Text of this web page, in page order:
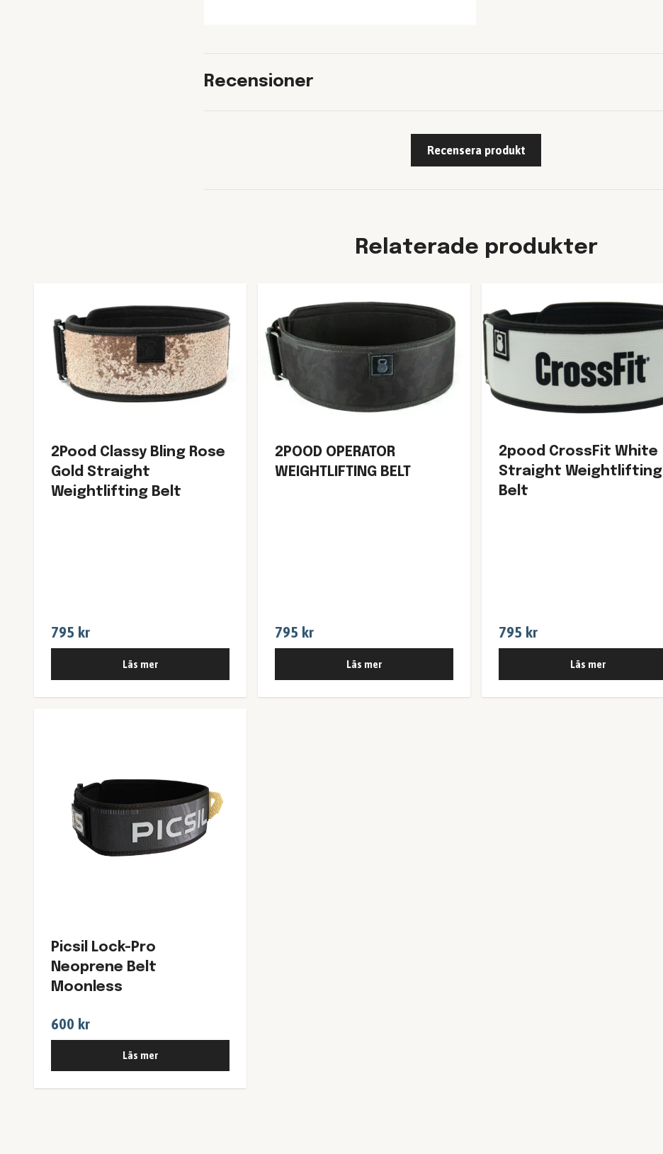
Recensioner
Recensera produkt
Relaterade produkter
2Pood Classy Bling Rose
Gold Straight
Weightlifting Belt
795 kr
Läs mer
2POOD OPERATOR
WEIGHTLIFTING BELT
795 kr
Läs mer
2pood CrossFit White
Straight Weightlifting
Belt
795 kr
Läs mer
Picsil Lock-Pro
Neoprene Belt
Moonless
600 kr
Läs mer